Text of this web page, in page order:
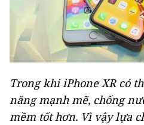
Trong khi iPhone XR có
năng mạnh mẽ, chống
mềm tốt hơn. Vì vậy lựa